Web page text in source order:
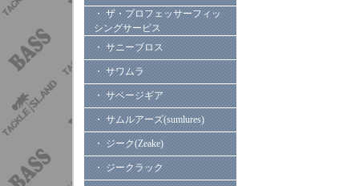
・ ザ・プロフェッサーフィッ
シングサービス
・ サニーブロス
・ サワムラ
・ サベージギア
・ サムルアーズ(sumlures)
・ ジーク(Zeake)
・ ジークラック